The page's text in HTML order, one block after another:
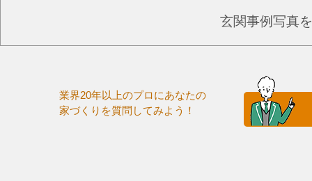
玄関事例写真
業界20年以上のプロにあなたの
家づくりを質問してみよう！